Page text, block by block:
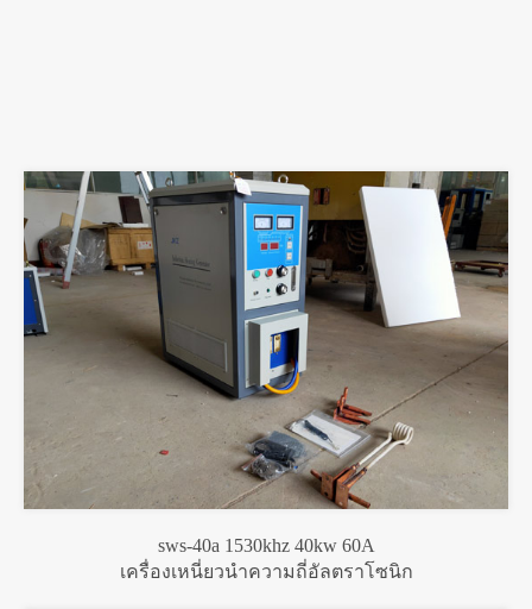
sws-40a 1530khz 40kw 60A
เครื่องเหนี่ยวนำความถี่อัลตราโซนิก